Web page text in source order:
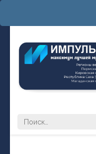
к
(нажмите
Enter)